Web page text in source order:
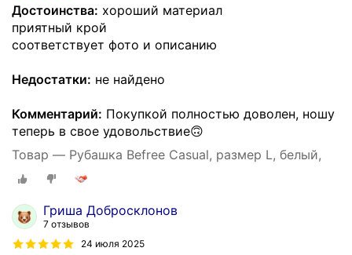
Достоинства: хороший материал
приятный крой
соответствует фото и описанию
Недостатки: не найдено
Комментарий: Покупкой полностью доволен, ношу
теперь в свое удовольствие🙃
Товар — Рубашка Befree Casual, размер L, белый,
Гриша Добросклонов
7 отзывов
24 июля 2025